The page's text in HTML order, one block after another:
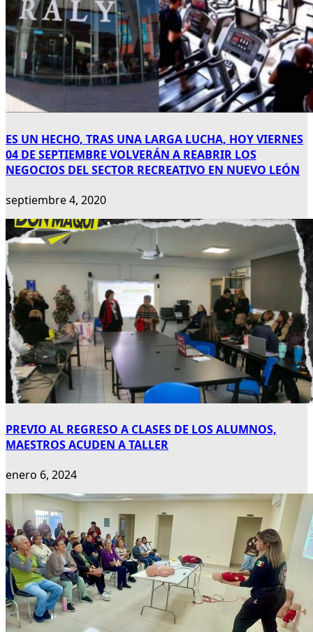
ES UN HECHO, TRAS UNA LARGA LUCHA, HOY VIERNES
04 DE SEPTIEMBRE VOLVERÁN A REABRIR LOS
NEGOCIOS DEL SECTOR RECREATIVO EN NUEVO LEÓN
septiembre 4, 2020
PREVIO AL REGRESO A CLASES DE LOS ALUMNOS,
MAESTROS ACUDEN A TALLER
enero 6, 2024